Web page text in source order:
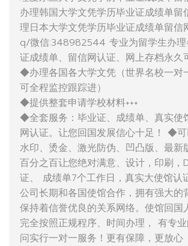
办理韩国大学文凭学历毕业证成绩单留
理日本大学文凭学历毕业证成绩单留信
q/微信:348982544 专业为留学生办理
证成绩单、留信网认证、网上存档永久
◆办理各国各大学文凭（世界名校一对
可全程监控跟踪进）
◆提供整套申请学校材料+++
◆全套服务：毕业证、成绩单、真实使
网认证。让您回国发展信心十足！ ◆可
水印、烫金、激光防伪、凹凸版、最新
百分之百让您绝对满意、设计，印刷，
证、 成绩单7个工作日，真实大使馆认
公司长期和各国使馆合作，拥有强大的
保持着信誉优良的关系网络。使馆回国
完全按照正规程序、时间办理， 有专
问实行一对一服务！更有保障，更放心